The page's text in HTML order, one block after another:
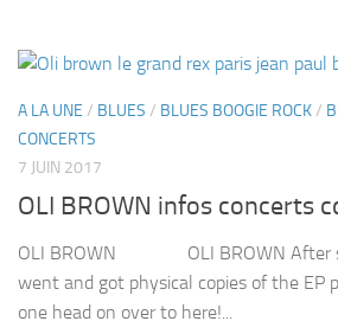
A LA UNE / BLUES / BLUES BOOGIE ROCK/
CONCERTS
7 JUIN 2017
OLI BROWN infos concerts
OLI BROWN OLI BROWN After
went and got physical copies of the EP
one head on over to here!...